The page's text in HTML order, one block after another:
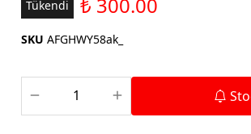
Aparatları
Tükendi
SKU AFGHWY58ak_